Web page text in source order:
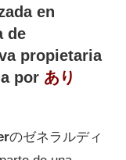
en
de
propietaria
por あり
のゼネラルディ